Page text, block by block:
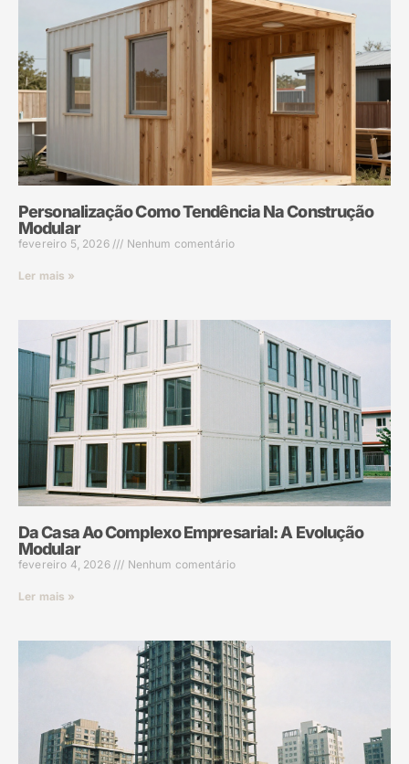
Personalização Como Tendência Na Construção
Modular
fevereiro 5, 2026 Nenhum comentário
Ler mais »
Da Casa Ao Complexo Empresarial: A Evolução
Modular
fevereiro 4, 2026 Nenhum comentário
Ler mais »